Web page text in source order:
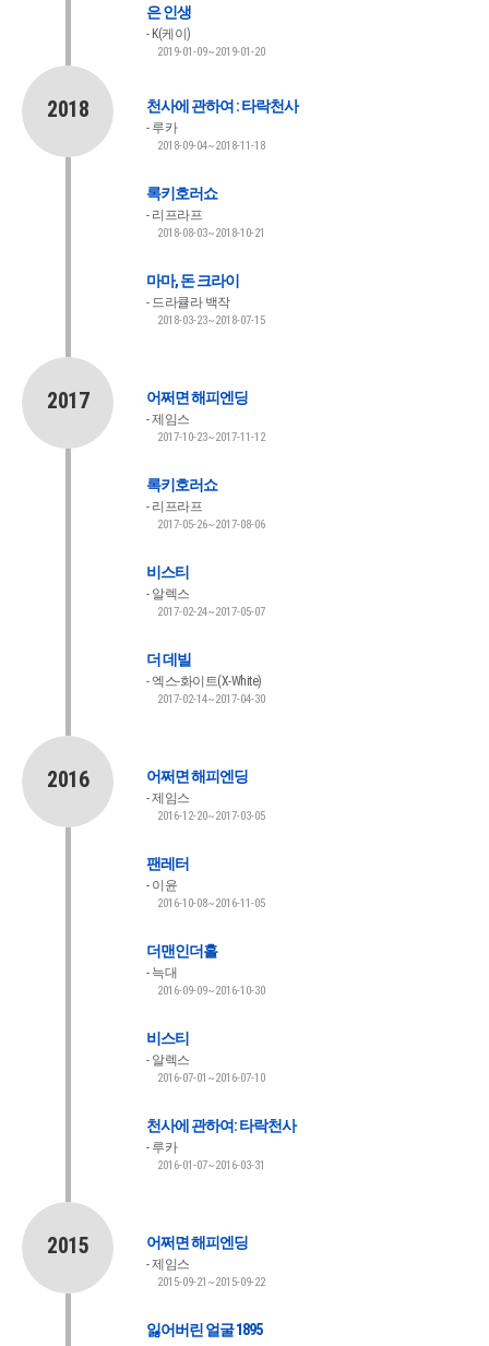
은 인생
K(케이)
2019-01-09~2019-01-20
2018 천사에 관하여 : 타락천사
루카
2018-09-04~2018-11-18
록키호러쇼
리프라프
2018-08-03~2018-10-21
마마, 돈 크라이
드라큘라 백작
2018-03-23~2018-07-15
2017 어쩌면 해피엔딩
제임스
2017-10-23~2017-11-12
록키호러쇼
리프라프
2017-05-26~2017-08-06
비스티
알렉스
2017-02-24~2017-05-07
더 데빌
엑스-화이트(X-White)
2017-02-14~2017-04-30
2016 어쩌면 해피엔딩
제임스
2016-12-20~2017-03-05
팬레터
이윤
2016-10-08~2016-11-05
더맨인더홀
늑대
2016-09-09~2016-10-30
비스티
알렉스
2016-07-01~2016-07-10
천사에 관하여: 타락천사
루카
2016-01-07~2016-03-31
2015 어쩌면 해피엔딩
제임스
2015-09-21~2015-09-22
잃어버린 얼굴 1895